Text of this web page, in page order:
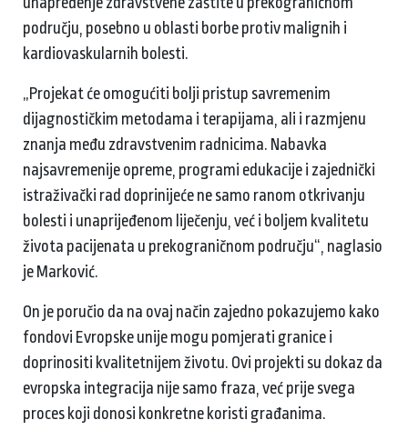
području, posebno u oblasti borbe protiv malignih i
kardiovaskularnih bolesti.
„Projekat će omogućiti bolji pristup savremenim
dijagnostičkim metodama i terapijama, ali i razmjenu
znanja među zdravstvenim radnicima. Nabavka
najsavremenije opreme, programi edukacije i zajednički
istraživački rad doprinijeće ne samo ranom otkrivanju
bolesti i unaprijeđenom liječenju, već i boljem kvalitetu
života pacijenata u prekograničnom području“, naglasio
je Marković.
On je poručio da na ovaj način zajedno pokazujemo kako
fondovi Evropske unije mogu pomjerati granice i
doprinositi kvalitetnijem životu. Ovi projekti su dokaz da
evropska integracija nije samo fraza, već prije svega
proces koji donosi konkretne koristi građanima.